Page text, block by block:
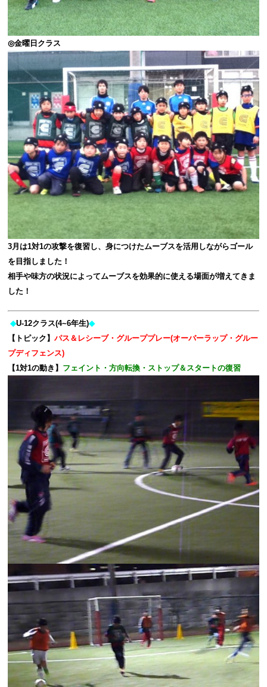
◎金曜日クラス
3月は1対1の攻撃を復習し、身につけたムーブスを活用しながらゴール
を目指しました！
相手や味方の状況によってムーブスを効果的に使える場面が増えてきま
した！
◆U-12クラス(4~6年生)◆
【トピック】パス＆レシーブ・グループプレー(オーバーラップ・グルー
プディフェンス)
【1対1の動き】 フェイント・方向転換・ストップ＆スタートの復習